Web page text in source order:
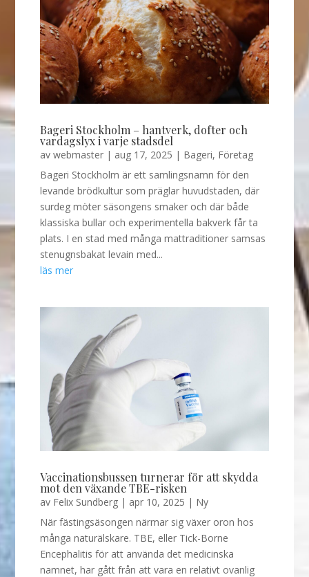
Bageri Stockholm – hantverk, dofter och
vardagslyx i varje stadsdel
avwebmaster | aug 17, 2025 | Bageri, Företag
Bageri Stockholm är ett samlingsnamn för den
levande brödkultur som präglar huvudstaden, där
surdeg möter säsongens smaker och där både
klassiska bullar och experimentella bakverk får ta
plats. I en stad med många mattraditioner samsas
stenugnsbakat levain med...
läs mer
Vaccinationsbussen turnerar för att skydda
mot den växande TBE-risken
av Felix Sundberg | apr 10, 2025 | Ny
När fästingsäsongen närmar sig växer oron hos
många naturälskare. TBE, eller Tick-Borne
Encephalitis för att använda det medicinska
namnet, har gått från att vara en relativt ovanlig